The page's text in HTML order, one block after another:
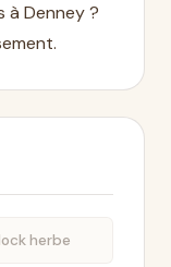
à Denney ?
herbe